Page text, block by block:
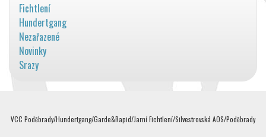
Fichtlení
Hundertgang
Nezařazené
Novinky
Srazy
VCC Poděbrady/Hundertgang/Garde&Rapid/Jarní Fichtlení/Silvestrovská AOS/Poděbrady